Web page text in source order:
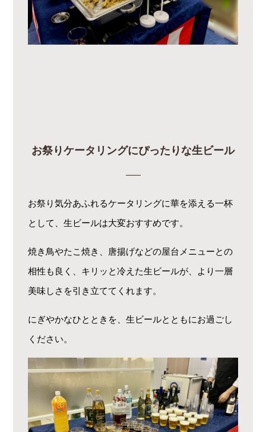
お祭りケータリングにぴったりな生ビール
お祭り気分あふれるケータリングに華を添える一杯
として、生ビールは大変おすすめです。
焼き鳥やたこ焼き、唐揚げなどの屋台メニューとの
相性も良く、キリッと冷えた生ビールが、より一層
美味しさを引き立ててくれます。
にぎやかなひとときを、生ビールとともにお過ごし
ください。